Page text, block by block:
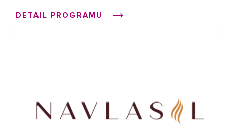
propagací e-shopů v síti Affial.com. Pomůžeme Vám získat
DETAIL PROGRAMU